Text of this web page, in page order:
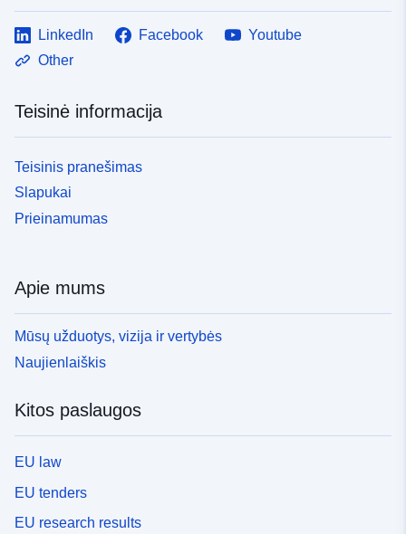
LinkedIn Facebook
Youtube
Other
Teisinė informacija
Teisinis pranešimas
Slapukai
Prieinamumas
Apie mums
Mūsų užduotys, vizija ir vertybės
Naujienlaiškis
Kitos paslaugos
EU law
EU tenders
EU research results